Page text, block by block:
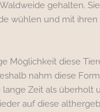
gehalten.
wühlen und mit
Möglichkeit diese
nahm diese
Zeit als überholt
auf diese